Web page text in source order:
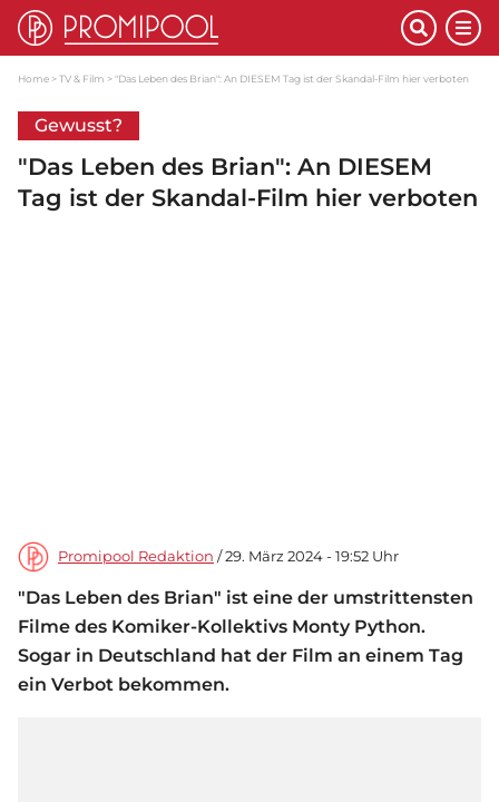
Home TV & Film "Das Leben des Brian": An DIESEM Tag ist der Skandal-Film hier verboten
Gewusst?
"Das Leben des Brian": An DIESEM
Tag ist der Skandal-Film hier verboten
Promipool Redaktion / 29. März 2024 - 19:52 Uhr
"Das Leben des Brian" ist eine der umstrittensten
Filme des Komiker-Kollektivs Monty Python.
Sogar in Deutschland hat der Film an einem Tag
ein Verbot bekommen.